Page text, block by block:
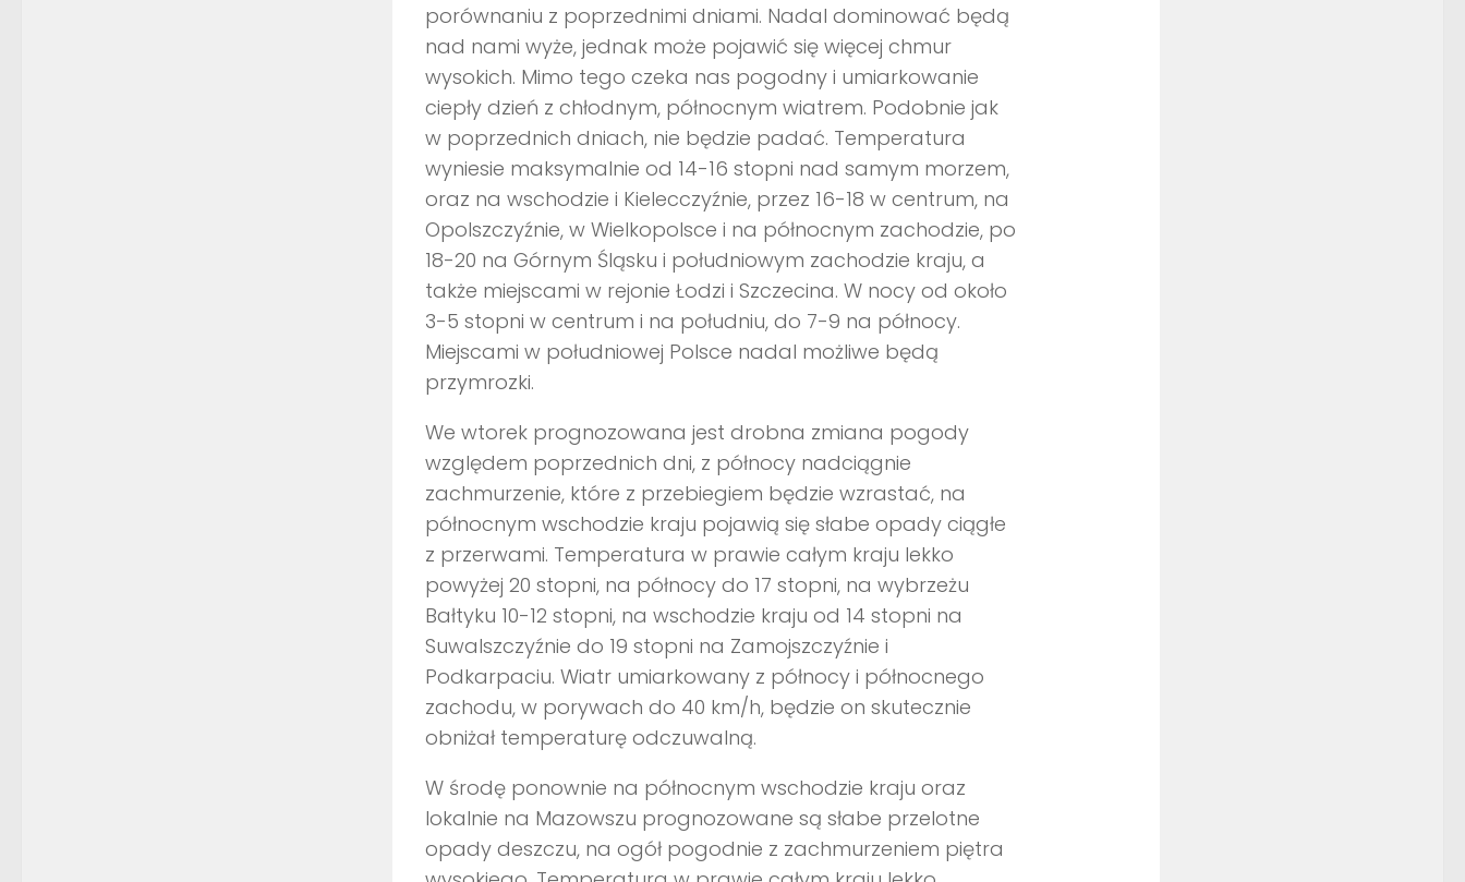
porównaniu z poprzednimi dniami. Nadal dominować będą
nad nami wyże, jednak może pojawić się więcej chmur
wysokich. Mimo tego czeka nas pogodny i umiarkowanie
ciepły dzień z chłodnym, północnym wiatrem. Podobnie jak
w poprzednich dniach, nie będzie padać. Temperatura
wyniesie maksymalnie od 14-16 stopni nad samym morzem,
oraz na wschodzie i Kielecczyźnie, przez 16-18 w centrum, na
Opolszczyźnie, w Wielkopolsce i na północnym zachodzie, po
18-20 na Górnym Śląsku i południowym zachodzie kraju, a
także miejscami w rejonie Łodzi i Szczecina. W nocy od około
3-5 stopni w centrum i na południu, do 7-9 na północy.
Miejscami w południowej Polsce nadal możliwe będą
przymrozki.
We wtorek prognozowana jest drobna zmiana pogody
względem poprzednich dni, z północy nadciągnie
zachmurzenie, które z przebiegiem będzie wzrastać, na
północnym wschodzie kraju pojawią się słabe opady ciągłe
z przerwami. Temperatura w prawie całym kraju lekko
powyżej 20 stopni, na północy do 17 stopni, na wybrzeżu
Bałtyku 10-12 stopni, na wschodzie kraju od 14 stopni na
Suwalszczyźnie do 19 stopni na Zamojszczyźnie i
Podkarpaciu. Wiatr umiarkowany z północy i północnego
zachodu, w porywach do 40 km/h, będzie on skutecznie
obniżał temperaturę odczuwalną.
W środę ponownie na północnym wschodzie kraju oraz
lokalnie na Mazowszu prognozowane są słabe przelotne
opady deszczu, na ogół pogodnie z zachmurzeniem piętra